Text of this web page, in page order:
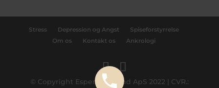
Stress Depression og Angst
Spiseforstyrrelse
Om os
Kontakt os Ankrologi
© Copyright Esperanto Mind ApS 2022 | CVR.: